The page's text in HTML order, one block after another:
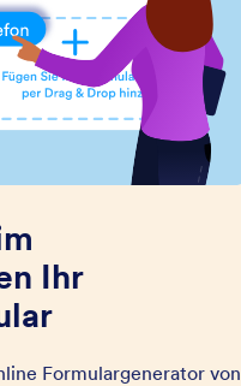
Ihr
Formulargenerator von